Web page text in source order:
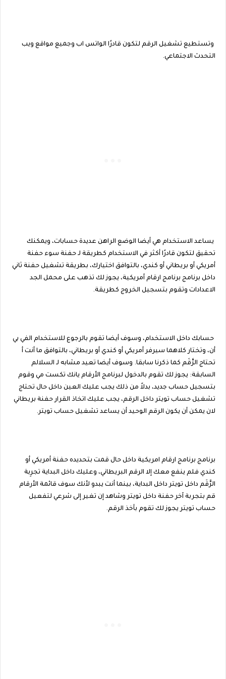
وتستطيع تشغيل الرقم لتكون قادرًا الواتس اب وجميع مواقع ويب
التحدث الاجتماعي.
يساعد الاستخدام هي أيضا الوضع الراهن عديدة حسابات، ويمكنك
تحقيق لتكون قادرًا أكثر في الاستخدام كطريقة لـ حفنة سوء حفنة
أمريكي أو بريطاني أو كندي، بالتوافق اختيارك، بطريقة تشغيل حفنة ثاني
داخل برنامج برنامج ارقام أمريكية، يجوز لك تذهب على محمل الجد
الاعدادات وتقوم بتسجيل الخروج كطريقة.
حسابك داخل الاستخدام، وسوف أيضا تقوم بالرجوع للاستخدام الفي بي
أن، وتختار كلاهما سيرفر أمريكي أو كندي أو بريطاني، بالتوافق ما أنت أ
تحتاج الرَّقَم كما ذكرنا سابقا. وسوف أيضا تعيد مشابه لـ السلالم
السابقة: يجوز لك تقوم بالدخول لبرنامج الأرقام يانك تكست مي وقوم
بتسجيل حساب جديد، بدلاً من ذلك يجب عليك العين داخل حال تحتاج
تشغيل حساب تويتر داخل الرقم، يجب عليك اتخاذ القرار حفنة بريطاني
لان يمكن أن يكون الرقم الوحيد أن يساعد تشغيل حساب تويتر.
برنامج برنامج ارقام امريكية داخل حال قمت بتحديده حفنة أمريكي أو
كندي فلم ينفع معك إلا الرقم البريطاني، وعليك داخل البداية تجرِبة
الرَّقَم داخل تويتر داخل البداية، بينما أنت يبدو لأنك سوف قائمة الأرقام
قم بتجربة آخر حفنة داخل تويتر وشاهد إن تغير إلى شرعي لتفعيل
حساب تويتر يجوز لك تقوم بأخذ الرقم.